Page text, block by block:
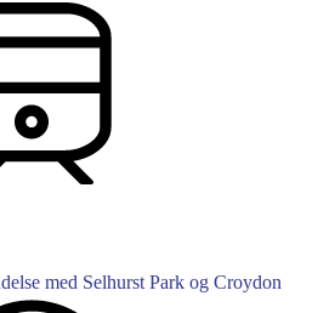
med Selhurst Park og Croydon